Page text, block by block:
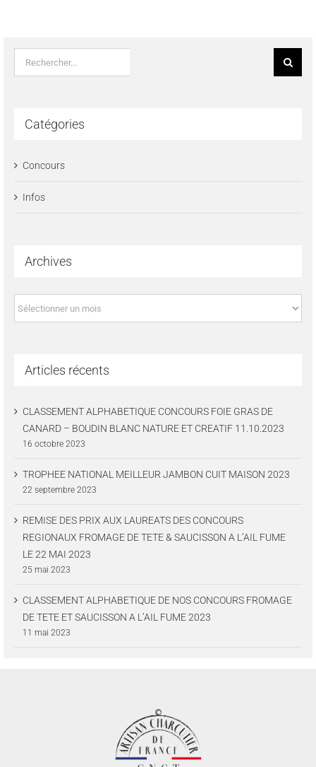
Rechercher:
Catégories
Concours
Infos
Archives
Articles récents
CLASSEMENT ALPHABETIQUE CONCOURS FOIE GRAS DE
CANARD – BOUDIN BLANC NATURE ET CREATIF 11.10.2023
16 octobre 2023
TROPHEE NATIONAL MEILLEUR JAMBON CUIT MAISON 2023
22 septembre 2023
REMISE DES PRIX AUX LAUREATS DES CONCOURS
REGIONAUX FROMAGE DE TETE & SAUCISSON A L’AIL FUME
LE 22 MAI 2023
25 mai 2023
CLASSEMENT ALPHABETIQUE DE NOS CONCOURS FROMAGE
DE TETE ET SAUCISSON A L’AIL FUME 2023
11 mai 2023